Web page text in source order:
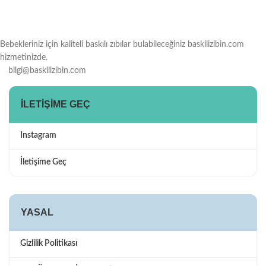
Bebekleriniz için kaliteli baskılı zıbılar bulabileceğiniz baskilizibin.com
hizmetinizde.
bilgi@baskilizibin.com
İLETIŞIME GEÇ
Instagram
İletişime Geç
YASAL
Gizlilik Politikası